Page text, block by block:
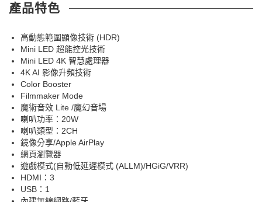
產品特色
高動態範圍顯像技術 (HDR)
Mini LED 超能控光技術
Mini LED 4K 智慧處理器
4K AI 影像升頻技術
Color Booster
Filmmaker Mode
魔術音效 Lite /魔幻音場
喇叭功率：20W
喇叭類型：2CH
鏡像分享/Apple AirPlay
網頁瀏覽器
遊戲模式(自動低延遲模式 (ALLM)/HGiG/VRR)
HDMI：3
USB：1